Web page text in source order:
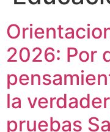
2026: Por
la
pruebas